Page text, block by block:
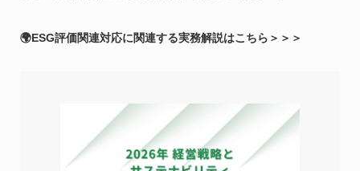
🌍ESG評価関連対応に関連する実務解説はこちら＞＞＞